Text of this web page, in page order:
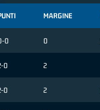
MARGINE
0 0
0 2
0 2